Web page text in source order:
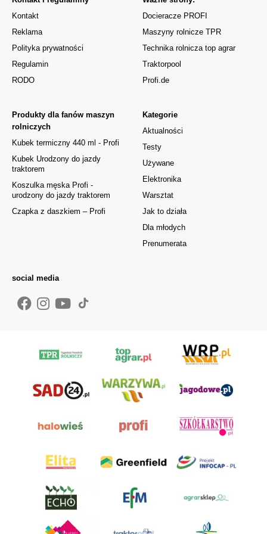
Kontakt
Reklama
Polityka prywatności
Regulamin
RODO
Kategorie
Aktualności
Testy
Używane
Elektronika
Warsztat
Jak to działa
Dla młodych
Prenumerata
Produkty dla fanów maszyn
rolniczych
Kubek termiczny 440 ml - Profi
Kubek Urodzony do jazdy
traktorem
Koszulka męska Profi -
urodzony do jazdy traktorem
Czapka z daszkiem – Profi
Docieracze PROFI
Maszyny rolnicze TPR
Technika rolnicza top agrar
Traktorpool
Profi.de
social media